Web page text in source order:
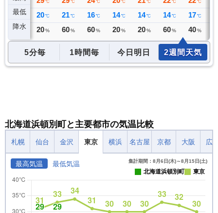
最低
降水
℃
21 ℃
0 ミリ
℃
20 ℃
20 %
℃
21 ℃
60 %
℃
16 ℃
60 %
℃
14 ℃
20 %
℃
14 ℃
20 %
℃
14 ℃
60 %
℃
17 ℃
40 %
5分毎 1時間毎 今日明日 2週間天気
北海道浜頓別町と主要都市の気温比較
札幌 仙台 金沢 東京 横浜 名古屋 京都 大阪 広
最高気温 最低気温 集計期間：8月6日(木)～8月15日(土)
北海道浜頓別町 東京